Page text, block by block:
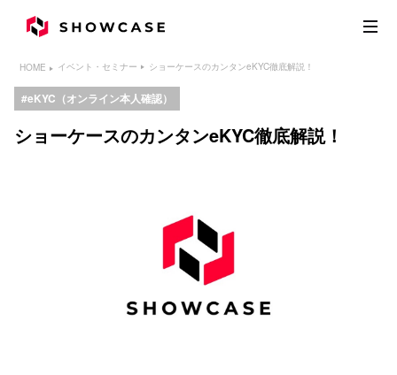
HOME イベント・セミナー ショーケースのカンタンeKYC徹底解説！
eKYC（オンライン本人確認）
ショーケースのカンタンeKYC徹底解説！